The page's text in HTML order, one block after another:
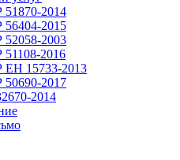
2014
2015
2003
2016
15733-2013
2017
2014